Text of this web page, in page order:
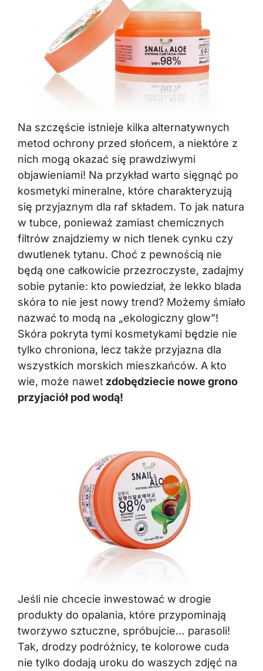
Na szczęście istnieje kilka alternatywnych
metod ochrony przed słońcem, a niektóre z
nich mogą okazać się prawdziwymi
objawieniami! Na przykład warto sięgnąć po
kosmetyki mineralne, które charakteryzują
się przyjaznym dla raf składem. To jak natura
w tubce, ponieważ zamiast chemicznych
filtrów znajdziemy w nich tlenek cynku czy
dwutlenek tytanu. Choć z pewnością nie
będą one całkowicie przezroczyste, zadajmy
sobie pytanie: kto powiedział, że lekko blada
skóra to nie jest nowy trend? Możemy śmiało
nazwać to modą na „ekologiczny glow”!
Skóra pokryta tymi kosmetykami będzie nie
tylko chroniona, lecz także przyjazna dla
wszystkich morskich mieszkańców. A kto
wie, może nawet zdobędziecie nowe grono
przyjaciół pod wodą!
Jeśli nie chcecie inwestować w drogie
produkty do opalania, które przypominają
tworzywo sztuczne, spróbujcie… parasoli!
Tak, drodzy podróżnicy, te kolorowe cuda
nie tylko dodają uroku do waszych zdjęć na